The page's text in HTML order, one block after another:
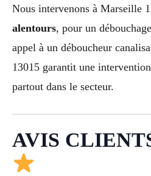
Nous intervenons à Marseille
alentours, pour un
appel à un déboucheur
13015 garantit une
partout dans le secteur.
AVIS